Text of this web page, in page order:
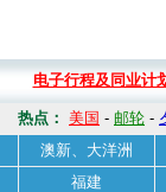
电子行程及同业计
热点： 美国 - 邮轮 -
澳新、大洋洲
福建